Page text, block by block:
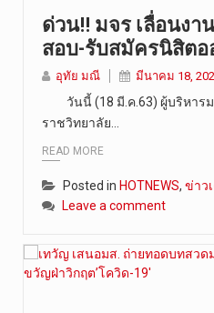
ด่วน!! มจร เลื่อนง
สอบ-รับสมัครนิสิตอ
อุทัย มณี มีนาคม 18,
วันนี้ (18 มี.ค.63) ผู้บริหาร
ราชวิทยาลัย…
READ MORE
Posted in HOTNEWS, ข่าว
Leave a comment